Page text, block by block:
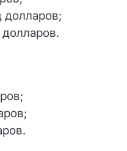
долларов;
долларов.